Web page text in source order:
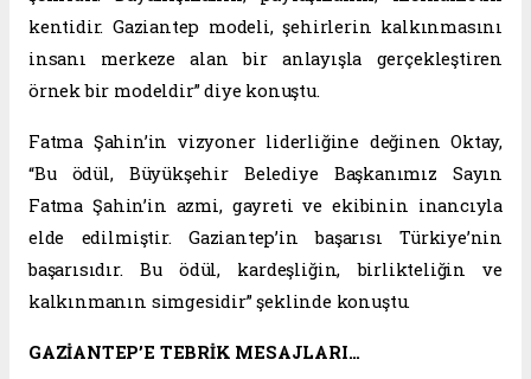
kentidir. Gaziantep modeli, şehirlerin kalkınmasını
insanı merkeze alan bir anlayışla gerçekleştiren
örnek bir modeldir” diye konuştu.
Fatma Şahin’in vizyoner liderliğine değinen Oktay,
“Bu ödül, Büyükşehir Belediye Başkanımız Sayın
Fatma Şahin’in azmi, gayreti ve ekibinin inancıyla
elde edilmiştir. Gaziantep’in başarısı Türkiye’nin
başarısıdır. Bu ödül, kardeşliğin, birlikteliğin ve
kalkınmanın simgesidir” şeklinde konuştu.
GAZİANTEP’E TEBRİK MESAJLARI…